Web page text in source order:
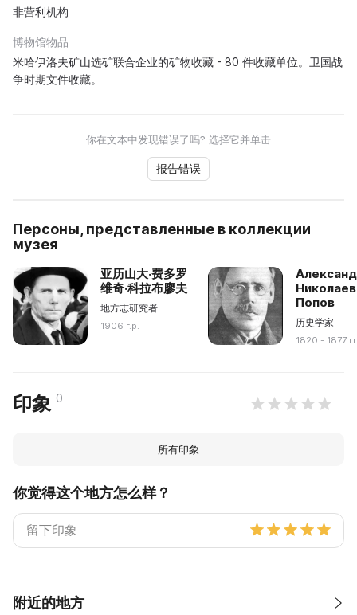
非营利机构
博物馆物品
米哈伊洛夫矿山选矿联合企业的矿物收藏 - 80 件收藏单位。卫国战
争时期文件收藏。
你在文本中发现错误了吗? 选择它并单击
报告错误
Персоны, представленные в коллекции
музея
亚历山大·费多罗
维奇·科拉布廖夫
地方志研究者
1906 г.р.
Попов
历史学家
1820 - 1877 гг
印象 0
所有印象
你觉得这个地方怎么样？
附近的地方